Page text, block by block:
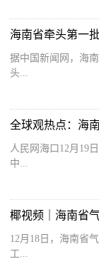
海南省牵头第一
据中国新闻网，海
头...
人民网海口12月19
中...
12月18日，海南省
工...